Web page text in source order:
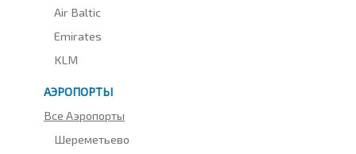
Air Baltic
Emirates
KLM
АЭРОПОРТЫ
Все Аэропорты
Шереметьево